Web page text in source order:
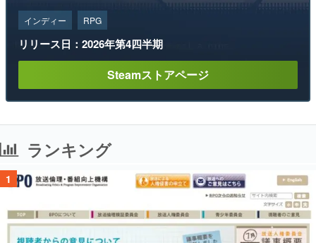
インディー RPG
リリース日：2026年第4四半期
Steamストアページ
ランキング
1